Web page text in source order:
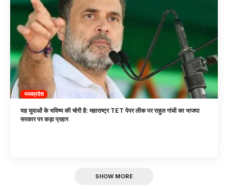
मध्यप्रदेश
यह युवाओं के भविष्य की चोरी है: महाराष्ट्र TET पेपर लीक पर राहुल गांधी का भाजपा
सरकार पर कड़ा प्रहार
SHOW MORE